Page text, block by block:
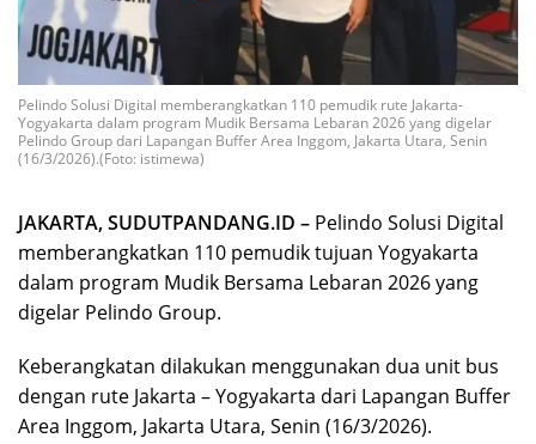
Pelindo Solusi Digital memberangkatkan 110 pemudik rute Jakarta-
Yogyakarta dalam program Mudik Bersama Lebaran 2026 yang digelar
Pelindo Group dari Lapangan Buffer Area Inggom, Jakarta Utara, Senin
(16/3/2026).(Foto: istimewa)
JAKARTA, SUDUTPANDANG.ID – Pelindo Solusi Digital
memberangkatkan 110 pemudik tujuan Yogyakarta
dalam program Mudik Bersama Lebaran 2026 yang
digelar Pelindo Group.
Keberangkatan dilakukan menggunakan dua unit bus
dengan rute Jakarta – Yogyakarta dari Lapangan Buffer
Area Inggom, Jakarta Utara, Senin (16/3/2026).